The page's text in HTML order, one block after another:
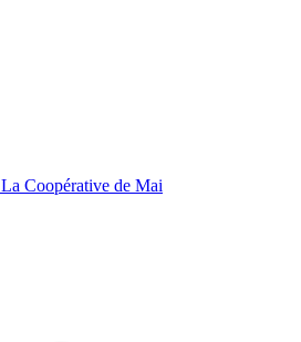
La Coopérative de Mai